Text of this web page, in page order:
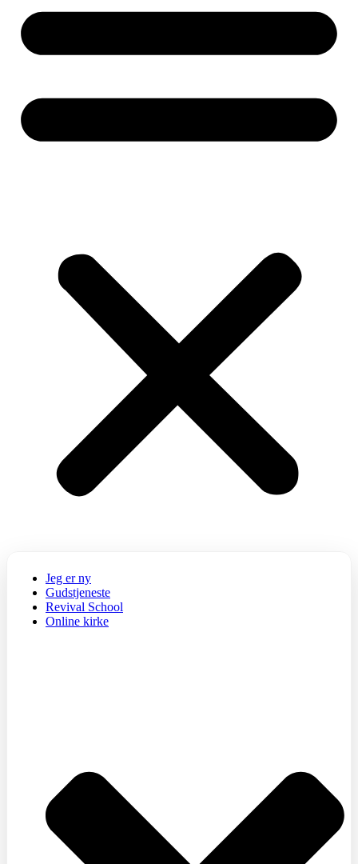
Jeg er ny
Gudstjeneste
Revival School
Online kirke